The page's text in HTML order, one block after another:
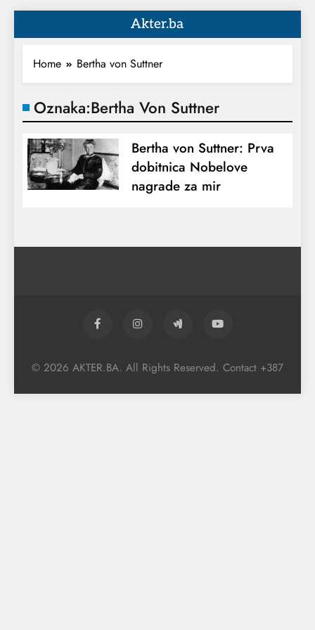
Akter.ba
Home Bertha von Suttner
Oznaka:Bertha Von Suttner
Bertha von Suttner: Prva
dobitnica Nobelove
nagrade za mir
© 2026 AKTER.BA. All Rights Reserved. Contact +387